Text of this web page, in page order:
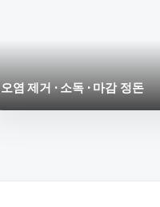
오염 제거 · 소독 · 마감 정돈